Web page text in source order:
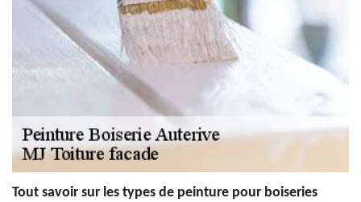
Tout savoir sur les types de peinture pour boiseries